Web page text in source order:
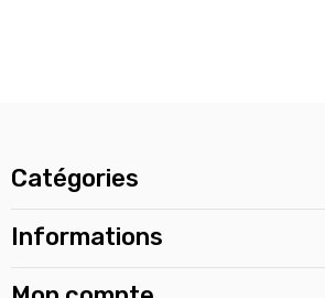
Catégories
Informations